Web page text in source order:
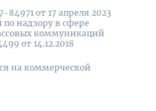
от 17 апреля 2023
по надзору в сфере
коммуникаций
от 14.12.2018
на коммерческой